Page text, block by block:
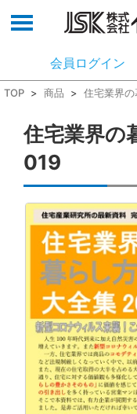
会員ログイン
TOP > 商品 > 住宅業界
住宅業界の
019